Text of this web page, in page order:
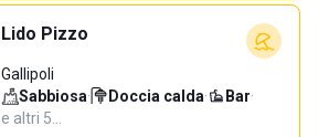
Lido Pizzo
Gallipoli
Sabbiosa· Doccia calda· Bar·
e altri 5…